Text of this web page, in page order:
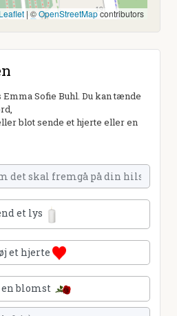
Leaflet | ©OpenStreetMapcontributors
Sofie Buhl. Du kan tænde
blot sende et hjerte eller en
et lys
et hjerte
blomst